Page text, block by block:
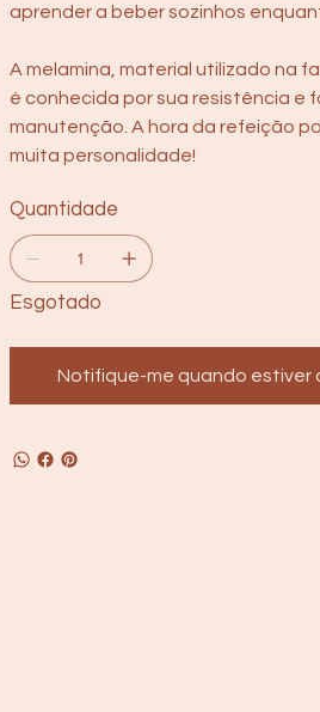
aprender a beber sozinhos
A melamina, material utilizado na
é conhecida por sua resistência e
manutenção. A hora da refeição
muita personalidade!
Quantidade
Esgotado
Notifique-me quando estiver